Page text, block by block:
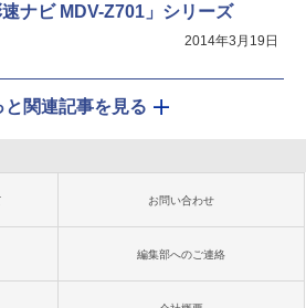
速ナビ MDV-Z701」シリーズ
2014年3月19日
と関連記事を見る
お問い合わせ
編集部へのご連絡